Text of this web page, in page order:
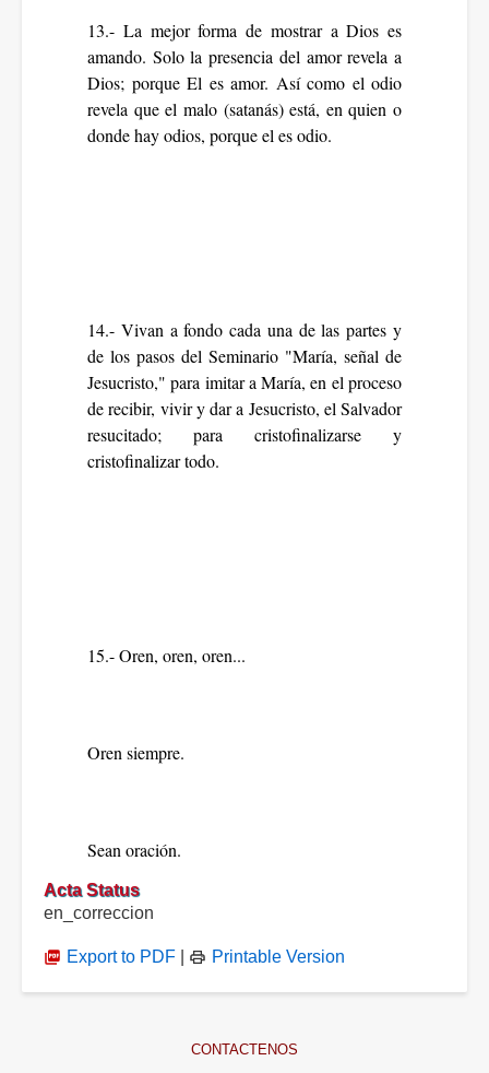
13.- La mejor forma de mostrar a Dios es
amando. Solo la presencia del amor revela a
Dios; porque El es amor. Así como el odio
revela que el malo (satanás) está, en quien o
donde hay odios, porque el es odio.
14.- Vivan a fondo cada una de las partes y
de los pasos del Seminario "María, señal de
Jesucristo," para imitar a María, en el proceso
de recibir, vivir y dar a Jesucristo, el Salvador
resucitado; para cristofinalizarse y
cristofinalizar todo.
15.- Oren, oren, oren...
Oren siempre.
Sean oración.
Acta Status
en_correccion
Export to PDF Printable Version
CONTACTENOS